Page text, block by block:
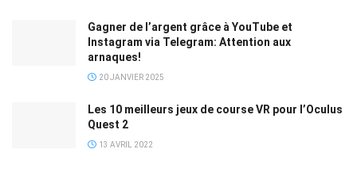
Gagner de l’argent grâce à YouTube et
Instagram via Telegram: Attention aux
arnaques!
20 JANVIER 2025
Les 10 meilleurs jeux de course VR pour l’Oculus
Quest 2
13 AVRIL 2022